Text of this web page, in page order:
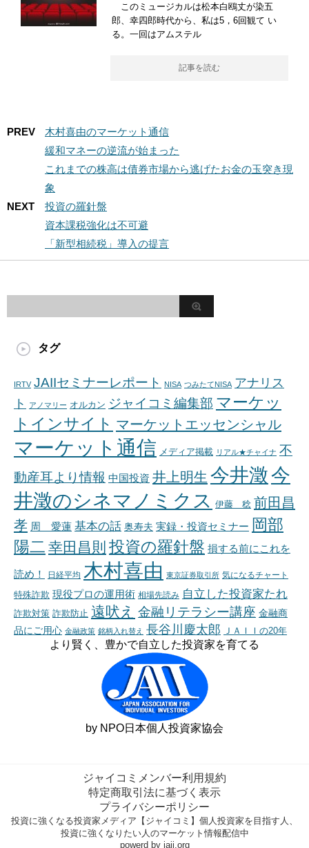
このミュージカルは松本白鴎丈が染五
郎、幸四郎時代から、私は5，6回観て い
る。一回はアムステル
記事を読む
PREV
木村喜由のマーケット通信
緩和マネーの逆流が始まった
これまでの株高は債券市場から逃げたお金の玉突き現
象
NEXT
投資の羅針盤
資本課税強化は不可避
「新型相続税」導入の提言
タグ
IRTV JAIIセミナーレポート NISA つみたてNISA アナリス
ト
アノマリー オルカン ジャイコミ編集部 マーケッ
トインサイト マーケットエッセンシャル
マーケット通信 メディア掲載 リアル★チャイナ 不
動産耳より情報 中国投資 井上明生 今井澂今
井澂のシネマノミクス 伊藤 稔 前田昌
孝 周 愛蓮 基本の話 奥寿夫 実録・投資セミナー 岡部
陽二 幸田昌則 投資の羅針盤 損する前にこれを
読め！ 日経平均 木村喜由 東京証券取引所 気になるチャート
特殊詐欺 現役プロの運用術 相場先読み 自立した投資家たれ
詐欺対策 詐欺防止 遠吠え 金融リテラシー講座 金融商
品にご用心 金融政策 銘柄入れ替え 長谷川慶太郎 ＪＡＩＩの20年
より賢く、豊かで自立した投資家を育てる
by NPO日本個人投資家協会
ジャイコミメンバー利用規約
特定商取引法に基づく表示
プライバシーポリシー
投資に強くなる投資家メディア【ジャイコミ】個人投資家を目指す人、
投資に強くなりたい人のマーケット情報配信中
powerd by jaii.org